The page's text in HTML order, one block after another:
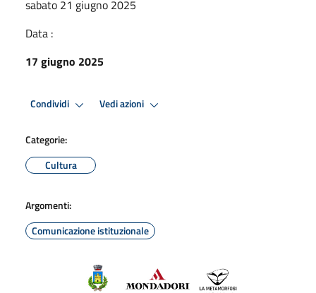
sabato 21 giugno 2025
Data :
17 giugno 2025
Condividi Vedi azioni
Categorie:
Cultura
Argomenti:
Comunicazione istituzionale